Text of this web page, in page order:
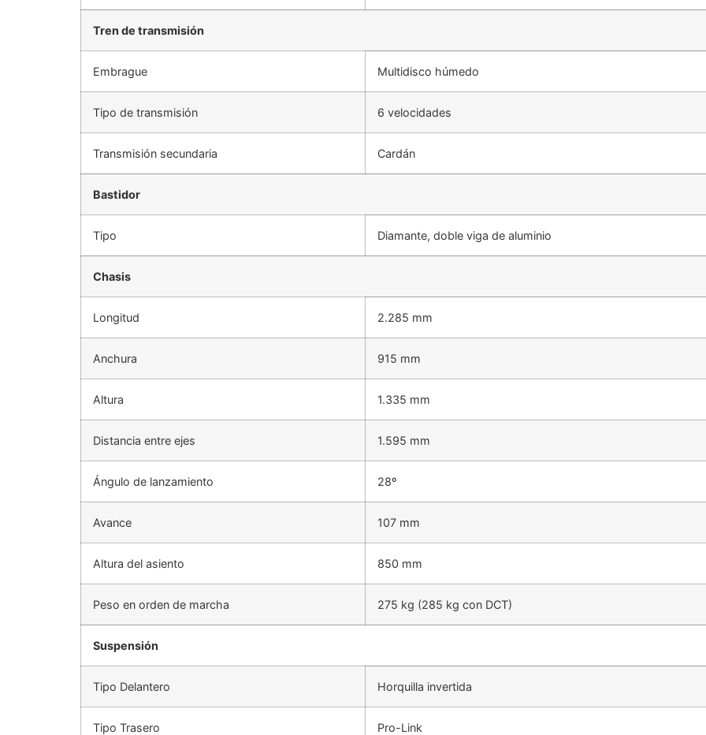
Tren de transmisión
Embrague Multidisco húmedo
Tipo de transmisión 6 velocidades
Transmisión secundaria Cardán
Bastidor
Tipo Diamante, doble viga de aluminio
Chasis
Longitud 2.285 mm
Anchura 915 mm
Altura 1.335 mm
Distancia entre ejes 1.595 mm
Ángulo de lanzamiento 28º
Avance 107 mm
Altura del asiento 850 mm
Peso en orden de marcha 275 kg (285 kg con DCT)
Suspensión
Tipo Delantero Horquilla invertida
Tipo Trasero Pro-Link